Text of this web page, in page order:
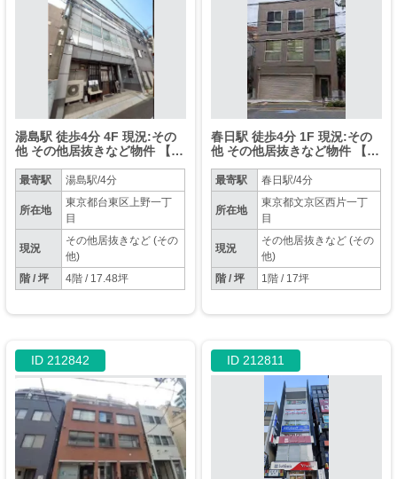
湯島駅 徒歩4分 4F 現況:その
他 その他居抜きなど物件 【飲
最寄駅 湯島駅/4分
所在地
東京都台東区上野一丁
目
現況
その他居抜きなど (その
他)
階 / 坪
4階 / 17.48坪
春日駅 徒歩4分 1F 現況:その
他 その他居抜きなど物件 【飲
最寄駅 春日駅/4分
所在地
東京都文京区西片一丁
目
現況
その他居抜きなど (その
他)
階 / 坪
1階 / 17坪
ID 212842 ID 212811